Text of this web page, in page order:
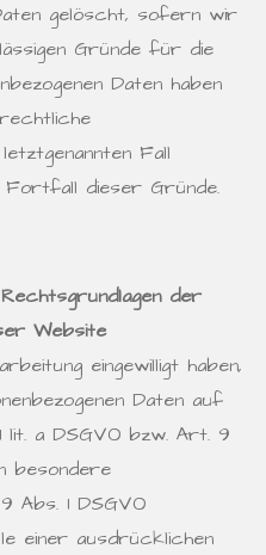
gelöscht, sofern wir
Gründe für die
Daten haben
Fall
dieser Gründe.
der
Website
eingewilligt haben,
Daten auf
lit. a DSGVO bzw. Art. 9
besondere
Abs. 1 DSGVO
einer ausdrücklichen